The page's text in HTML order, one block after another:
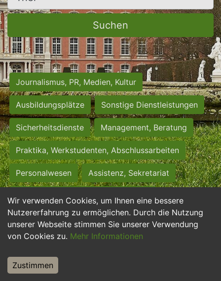
Wir verwenden Cookies, um Ihnen eine bessere
Nutzererfahrung zu ermöglichen. Durch die Nutzung
unserer Webseite stimmen Sie unserer Verwendung
von Cookies zu. Mehr Informationen
Zustimmen
Suchen
Journalismus, PR, Medien, Kultur
Ausbildungsplätze Sonstige Dienstleistungen
Sicherheitsdienste Management, Beratung
Praktika, Werkstudenten, Abschlussarbeiten
Personalwesen Assistenz, Sekretariat
Hilfskräfte, Aushilfs- und Nebenjobs
Einkauf, Logistik, Materialwirtschaft
Weiterbildung, Studium, duale Ausbildung
Tourismus